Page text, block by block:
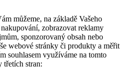
můžeme, na základě Vašeho
zobrazovat reklamy
sponzorovaný obsah nebo
webové stránky či produkty a měřit
souhlasem využíváme na tomto
třetích stran: